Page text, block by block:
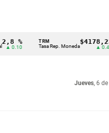
TRM
Tasa Rep. Moneda
$4178,23
▲ 0.42
Jueves, 6